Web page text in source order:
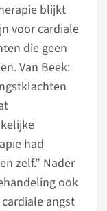
blijkt
voor cardiale
die geen
Van Beek:
had
zelf.” Nader
ook
angst